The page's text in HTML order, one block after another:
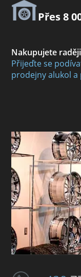
Přes 8
Nakupujete
Přijeďte se
prodejny alukol a